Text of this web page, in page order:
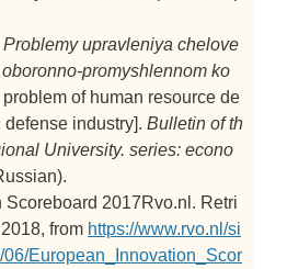
Problemy upravleniya chelove
promyshlennom ko
problem of human resource de
industry]. Bulletin of th
University. series: econo
Scoreboard 2017Rvo.nl. Retri
from https://www.rvo.nl/si
European_Innovation_Scor